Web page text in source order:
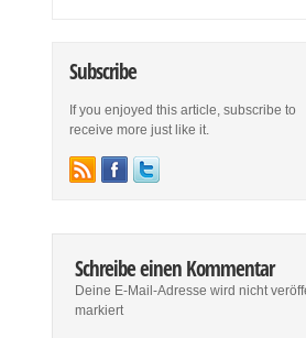
Subscribe
If you enjoyed this article, subscribe to
receive more just like it.
Schreibe einen Kommentar
Deine E-Mail-Adresse wird nicht
markiert